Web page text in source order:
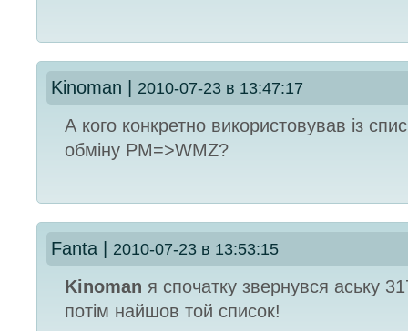
Kinoman 2010-07-23 в 13:47:17
А кого конкретно використовував із
обміну PM=>WMZ?
Fanta 2010-07-23 в 13:53:15
Kinoman я спочатку звернувся аську
потім найшов той список!